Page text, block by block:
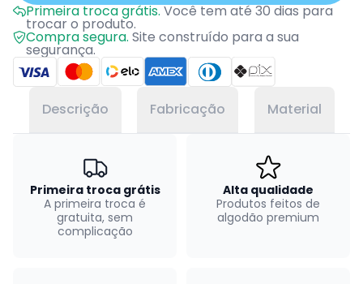
Primeira troca grátis.Você tem até 30 dias para
trocar o produto.
Compra segura. Site construído para a sua
segurança.
Descrição Fabricação Material
Primeira troca grátis
A primeira troca é
gratuita, sem
complicação
Alta qualidade
Produtos feitos de
algodão premium